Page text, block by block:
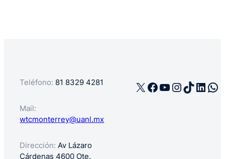
Teléfono: 81 8329 4281
Mail:
wtcmonterrey@uanl.mx
Dirección: Av Lázaro
Cárdenas 4600 Ote.
X Facebook
YouTube
TikTok